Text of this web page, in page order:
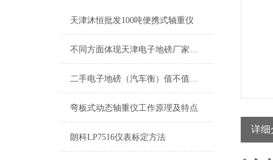
天津沐恒批发100吨便携式轴重仪
不同方面体现天津电子地磅厂家特征特点
二手电子地磅（汽车衡）值不值得购买
弯板式动态轴重仪工作原理及特点
朗科LP7516仪表标定方法
详细